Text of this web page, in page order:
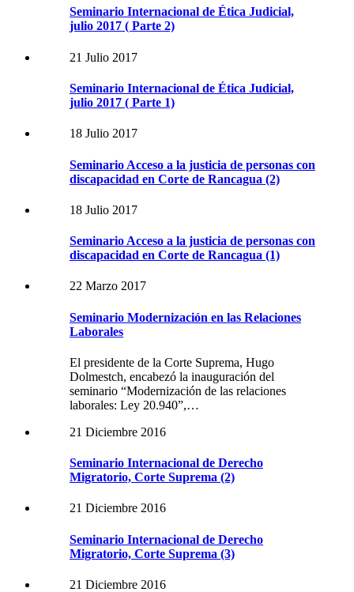
Seminario Internacional de Ética Judicial,
julio 2017 ( Parte 2)
21 Julio 2017
Seminario Internacional de Ética Judicial,
julio 2017 ( Parte 1)
18 Julio 2017
Seminario Acceso a la justicia de personas con
discapacidad en Corte de Rancagua (2)
18 Julio 2017
Seminario Acceso a la justicia de personas con
discapacidad en Corte de Rancagua (1)
22 Marzo 2017
Seminario Modernización en las Relaciones
Laborales
El presidente de la Corte Suprema, Hugo
Dolmestch, encabezó la inauguración del
seminario “Modernización de las relaciones
laborales: Ley 20.940”,…
21 Diciembre 2016
Seminario Internacional de Derecho
Migratorio, Corte Suprema (2)
21 Diciembre 2016
Seminario Internacional de Derecho
Migratorio, Corte Suprema (3)
21 Diciembre 2016